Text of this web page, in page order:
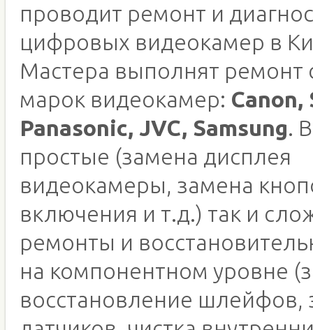
проводит ремонт и
цифровых видеокамер в
Мастера выполнят
марок видеокамер: Canon,
Panasonic, JVC, Samsung.
простые (замена дисплея
видеокамеры, замена
включения и т.д.) так и
ремонты и
на компонентном уровне
восстановление шлейфов,